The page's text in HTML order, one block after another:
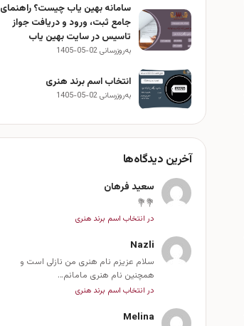
سامانه بهین یاب چیست؟ راهنمای
جامع ثبت، ورود و دریافت جواز
تاسیس در سایت بهین یاب
به‌روزرسانی 02-05-1405
انتخاب اسم برند هنری
به‌روزرسانی 02-05-1405
آخرین دیدگاه‌ها
سعید فرهان
💐💐
در انتخاب اسم برند هنری
Nazli
سلام عزیزم نام هنری من نازلی است و
همچنین نام هنری مامانم…
در انتخاب اسم برند هنری
Melina